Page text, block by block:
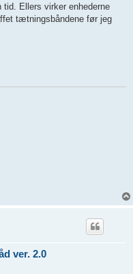
tid. Ellers virker enhederne
tætningsbåndene før jeg
ver. 2.0